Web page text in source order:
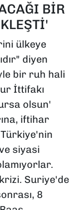
BİR
ülkeye
diyen
bir ruh hali
İttifakı
olsun'
iftihar
siyasi
Suriye'de
8